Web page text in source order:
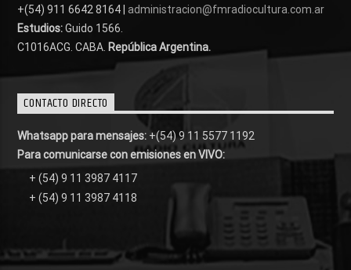
+(54) 911 6642 8164 | administracion@fmradiocultura.com.ar
Estudios:Guido 1566.
C1016ACG . CABA. República Argentina.
CONTACTO DIRECTO
Whatsapp para mensajes: +(54) 9 11 5577 1192
Para comunicarse con emisiones en VIVO:
+ (54) 9 11 3987 4117
+ (54) 9 11 3987 4118